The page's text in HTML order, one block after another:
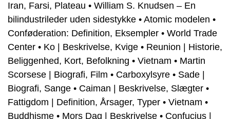
Iran, Farsi, Plateau • William S. Knudsen – En
bilindustrileder uden sidestykke • Atomic modelen •
Conføderation: Definition, Eksempler • World Trade
Center • Ko | Beskrivelse, Kvige • Reunion | Historie,
Beliggenhed, Kort, Befolkning • Vietnam • Martin
Scorsese | Biografi, Film • Carboxylsyre • Sade |
Biografi, Sange • Caiman | Beskrivelse, Slægter •
Fattigdom | Definition, Årsager, Typer • Vietnam •
Buddhisme • Mors Dag | Beskrivelse • Confucius |